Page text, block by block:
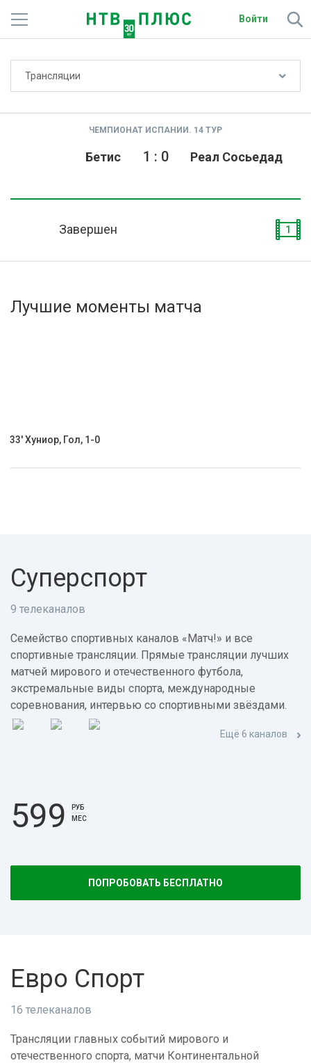
Войти
Активировать промокод
Трансляции
ЧЕМПИОНАТ ИСПАНИИ. 14 ТУР
Бетис Реал Сосьедад
1 : 0
Завершен 1
Лучшие моменты матча
33' Хуниор, Гол, 1-0
Суперспорт
9 телеканалов
Семейство спортивных каналов «Матч!» и все
спортивные трансляции. Прямые трансляции лучших
матчей мирового и отечественного футбола,
экстремальные виды спорта, международные
соревнования, интервью со спортивными звёздами.
Ещё 6 каналов
599
РУБ
МЕС
ПОПРОБОВАТЬ БЕСПЛАТНО
Евро Спорт
16 телеканалов
Трансляции главных событий мирового и
отечественного спорта, матчи Континентальной